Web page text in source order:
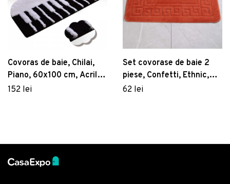
Covoras de baie, Chilai,
Piano, 60x100 cm, Acril,
Alb/Negru
152 lei
Set covorase de baie 2
piese, Confetti, Ethnic,
Polipropilena, Portocaliu
62 lei